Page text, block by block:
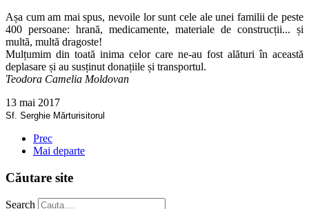
Așa cum am mai spus, nevoile lor sunt cele ale unei familii de peste
400 persoane: hrană, medicamente, materiale de construcții... și
multă, multă dragoste!
Mulțumim din toată inima celor care ne-au fost alături în această
deplasare și au susținut donațiile și transportul.
Teodora Camelia Moldovan
13 mai 2017
Sf. Serghie Mărturisitorul
Prec
Mai departe
Căutare site
Search